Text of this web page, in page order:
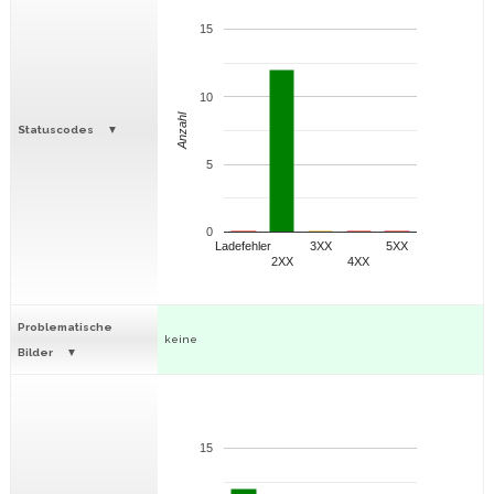
Statuscodes
Ladefehler
2XX
3XX
4XX
5XX
0
5
10
15
Anzahl
Problematische
Bilder
keine
15